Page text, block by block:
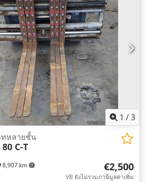
1 /3
8,907 km
ทหลายชั้น
C-T
€2,500
VB ยังไม่รวมภาษีมูลค่าเพิ่ม